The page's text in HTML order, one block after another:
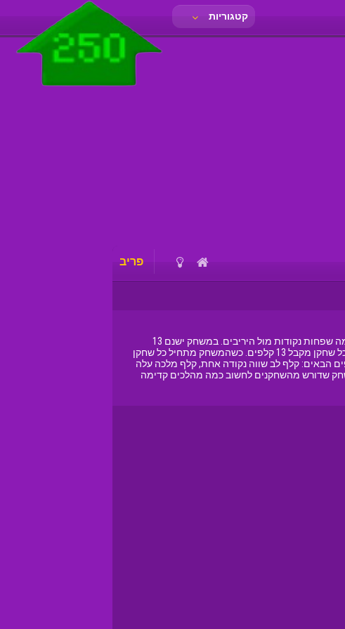
קטגוריות
פריב
שחקו לבבות משחק קלפים יוצא מן הכלל! במשחק לבבות Hearts יש ארבעה שחקנים המתחרים זה בזה במטרה לצבור כמה שפחות נקודות מול היריבים. במשחק ישנם 13
סיבובים, והמשחק מסתיים שהשחקן עם הכי פחות נקודות מנצח. משחק לבבות עובד עם חפיסת קלפים של 52 קלפים, וכל שחקן מקבל 13 קלפים. כשהמשחק מתחיל כל שחקן
הקלפים הבאים: קלף לב שווה נקודה אחת, קלף מלכה עלה
מהנה ומאתגר. משחק שדורש מהשחקנים לחשוב כמה מהלכים קדימה